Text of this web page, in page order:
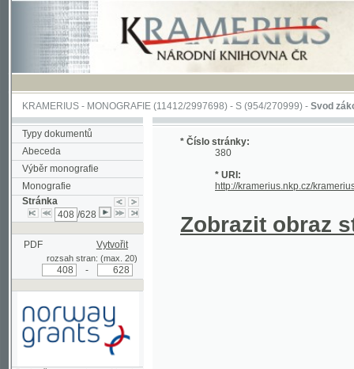
KRAMERIUS-MONOGRAFIE(11412/2997698) -S (954/270999)-Svod zákonův
Typy dokumentů
Abeceda
Výběr monografie
Monografie
Stránka
/628
PDF Vytvořit
rozsah stran: (max. 20)
Podpořeno grantem z Norska
prostřednictvím Norského
* Číslo stránky:
380
* URI:
http://kramerius.nkp.cz/kramerius/